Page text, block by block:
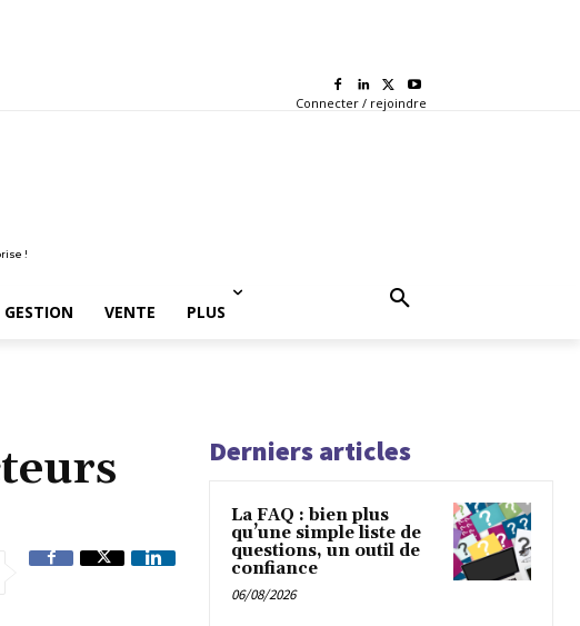
Connecter / rejoindre
!
GESTION VENTE PLUS
Derniers articles
La FAQ : bien plus
qu’une simple liste de
questions, un outil de
confiance
06/08/2026